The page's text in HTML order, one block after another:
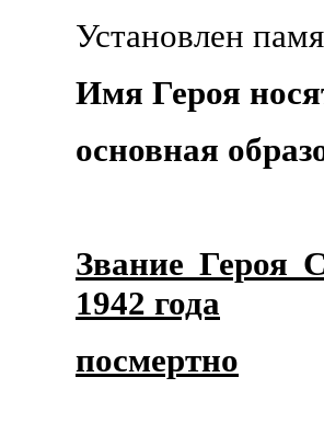
Установлен
Имя Героя
основная
Звание Героя
1942 года
посмертно